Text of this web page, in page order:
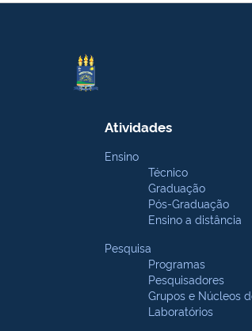
Atividades
Ensino
Técnico
Graduação
Pós-Graduação
Ensino a distância
Pesquisa
Programas
Pesquisadores
Grupos e Núcleos
Laboratórios